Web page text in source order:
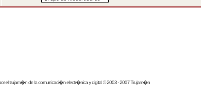
eltrujam�nde la comunicaci�n electr�nica y digital © 2003 - 2007 Trujam�n